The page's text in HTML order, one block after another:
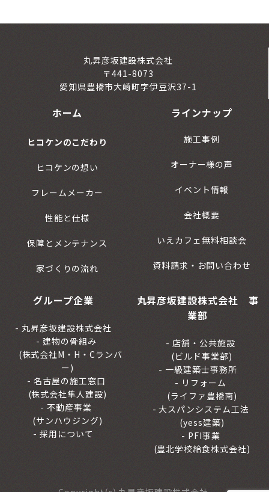
丸昇彦坂建設株式会社
〒441-8073
愛知県豊橋市大崎町字伊豆沢37-1
ホーム
ヒコケンのこだわり
ヒコケンの想い
フレームメーカー
性能と仕様
保障とメンテナンス
家づくりの流れ
ラインナップ
施工事例
オーナー様の声
イベント情報
会社概要
いえカフェ無料相談会
資料請求・お問い合わせ
グループ企業
丸昇彦坂建設株式会社
建物の骨組み
(株式会社M・H・Cランバ
ー)
名古屋の施工窓口
(株式会社隼人建設)
不動産事業
(サンハウジング)
採用について
丸昇彦坂建設株式会社 事
業部
店舗・公共施設
(ビルド事業部)
一級建築士事務所
リフォーム
(ライファ豊橋南)
大スパンシステム工法
(yess建築)
PFI事業
(豊北学校給食株式会社)